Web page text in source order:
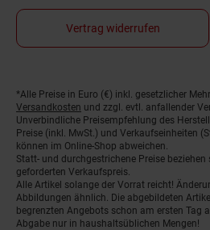
Vertrag widerrufen
Fußnoten
*Alle Preise in Euro (€) inkl. gesetzlicher
Versandkosten und zzgl. evtl. anfallender
Unverbindliche Preisempfehlung des
Preise (inkl. MwSt.) und Verkaufseinheiten
können im Online-Shop abweichen.
Statt- und durchgestrichene Preise
geforderten Verkaufspreis.
Alle Artikel solange der Vorrat reicht!
Abbildungen ähnlich. Die abgebildeten
begrenzten Angebots schon am ersten Tag
Abgabe nur in haushaltsüblichen Mengen!